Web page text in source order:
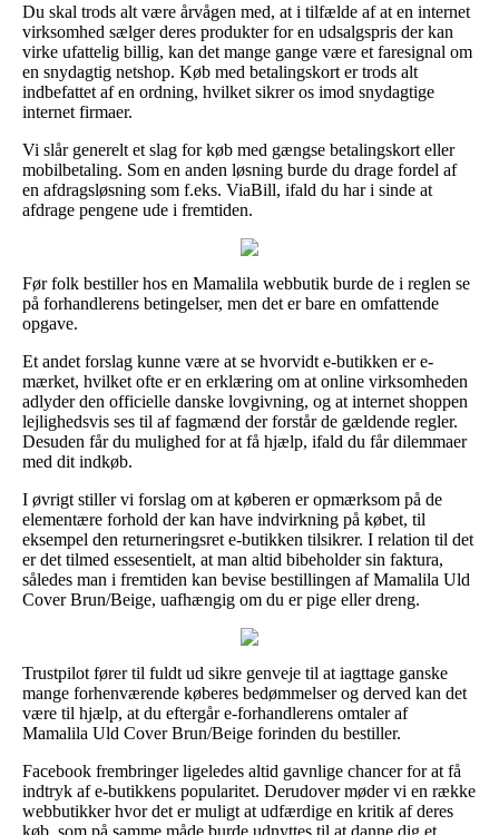
Du skal trods alt være årvågen med, at i tilfælde af at en internet
virksomhed sælger deres produkter for en udsalgspris der kan
virke ufattelig billig, kan det mange gange være et faresignal om
en snydagtig netshop. Køb med betalingskort er trods alt
indbefattet af en ordning, hvilket sikrer os imod snydagtige
internet firmaer.
Vi slår generelt et slag for køb med gængse betalingskort eller
mobilbetaling. Som en anden løsning burde du drage fordel af
en afdragsløsning som f.eks. ViaBill, ifald du har i sinde at
afdrage pengene ude i fremtiden.
Før folk bestiller hos en Mamalila webbutik burde de i reglen se
på forhandlerens betingelser, men det er bare en omfattende
opgave.
Et andet forslag kunne være at se hvorvidt e-butikken er e-
mærket, hvilket ofte er en erklæring om at online virksomheden
adlyder den officielle danske lovgivning, og at internet shoppen
lejlighedsvis ses til af fagmænd der forstår de gældende regler.
Desuden får du mulighed for at få hjælp, ifald du får dilemmaer
med dit indkøb.
I øvrigt stiller vi forslag om at køberen er opmærksom på de
elementære forhold der kan have indvirkning på købet, til
eksempel den returneringsret e-butikken tilsikrer. I relation til det
er det tilmed essesentielt, at man altid bibeholder sin faktura,
således man i fremtiden kan bevise bestillingen af Mamalila Uld
Cover Brun/Beige, uafhængig om du er pige eller dreng.
Trustpilot fører til fuldt ud sikre genveje til at iagttage ganske
mange forhenværende køberes bedømmelser og derved kan det
være til hjælp, at du eftergår e-forhandlerens omtaler af
Mamalila Uld Cover Brun/Beige forinden du bestiller.
Facebook frembringer ligeledes altid gavnlige chancer for at få
indtryk af e-butikkens popularitet. Derudover møder vi en række
webbutikker hvor det er muligt at udfærdige en kritik af deres
køb, som på samme måde burde udnyttes til at danne dig et